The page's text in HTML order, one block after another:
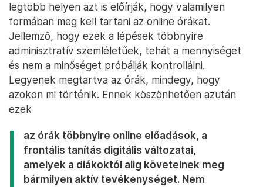
legtöbb helyen azt is előírják, hogy valamilyen
formában meg kell tartani az online órákat.
Jellemző, hogy ezek a lépések többnyire
adminisztratív szemléletűek, tehát a mennyiséget
és nem a minőséget próbálják kontrollálni.
Legyenek megtartva az órák, mindegy, hogy
azokon mi történik. Ennek köszönhetően azután
ezek
az órák többnyire online előadások, a
frontális tanítás digitális változatai,
amelyek a diákoktól alig követelnek meg
bármilyen aktív tevékenységet. Nem